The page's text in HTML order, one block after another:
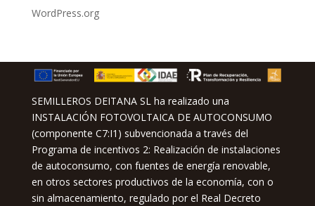
WordPress.org
SEMILLEROS DEITANA SL ha realizado una
INSTALACIÓN FOTOVOLTAICA DE AUTOCONSUMO
(componente C7:I1) subvencionada a través del
Programa de incentivos 2: Realización de instalaciones
de autoconsumo, con fuentes de energía renovable,
en otros sectores productivos de la economía, con o
sin almacenamiento, regulado por el Real Decreto